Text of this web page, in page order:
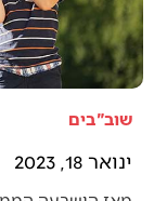
שוב"בים
ינואר 18, 2023